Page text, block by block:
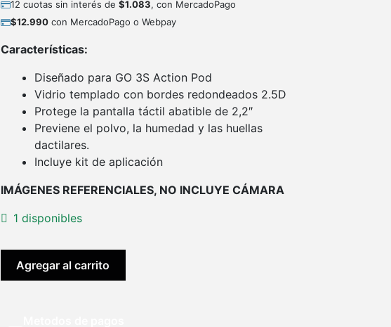
12 cuotas sin interés de $1.083, con MercadoPago
$12.990con MercadoPago o Webpay
Características:
Diseñado para GO 3S Action Pod
Vidrio templado con bordes redondeados 2.5D
Protege la pantalla táctil abatible de 2,2″
Previene el polvo, la humedad y las huellas
dactilares.
Incluye kit de aplicación
IMÁGENES REFERENCIALES, NO INCLUYE CÁMARA
1 disponibles
INSTA360
PROTECTOR
Agregar al carrito